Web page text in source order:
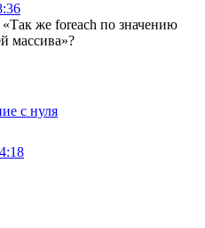
же foreach по значению
массива»?
с нуля